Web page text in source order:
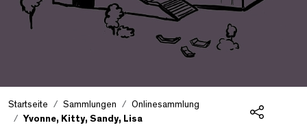
Startseite Sammlungen
Onlinesammlung
Yvonne, Kitty, Sandy, Lisa